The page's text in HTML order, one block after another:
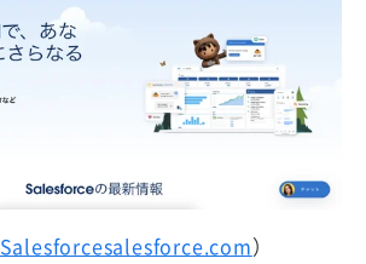
Salesforcesalesforce.com）